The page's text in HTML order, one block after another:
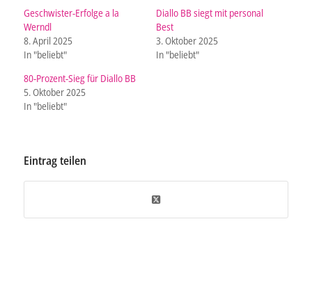
Geschwister-Erfolge a la
Werndl
8. April 2025
In "beliebt"
Diallo BB siegt mit personal
Best
3. Oktober 2025
In "beliebt"
80-Prozent-Sieg für Diallo BB
5. Oktober 2025
In "beliebt"
Eintrag teilen